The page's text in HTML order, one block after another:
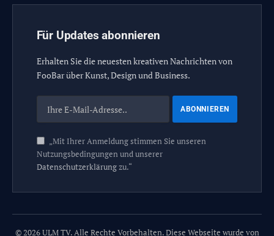
Für Updates abonnieren
Erhalten Sie die neuesten kreativen Nachrichten von
FooBar über Kunst, Design und Business.
„Mit Ihrer Anmeldung stimmen Sie unseren
Nutzungsbedingungen und unserer
Datenschutzerklärungzu.“
© 2026 ULM TV. Alle Rechte Vorbehalten. Diese Webseite wurde von